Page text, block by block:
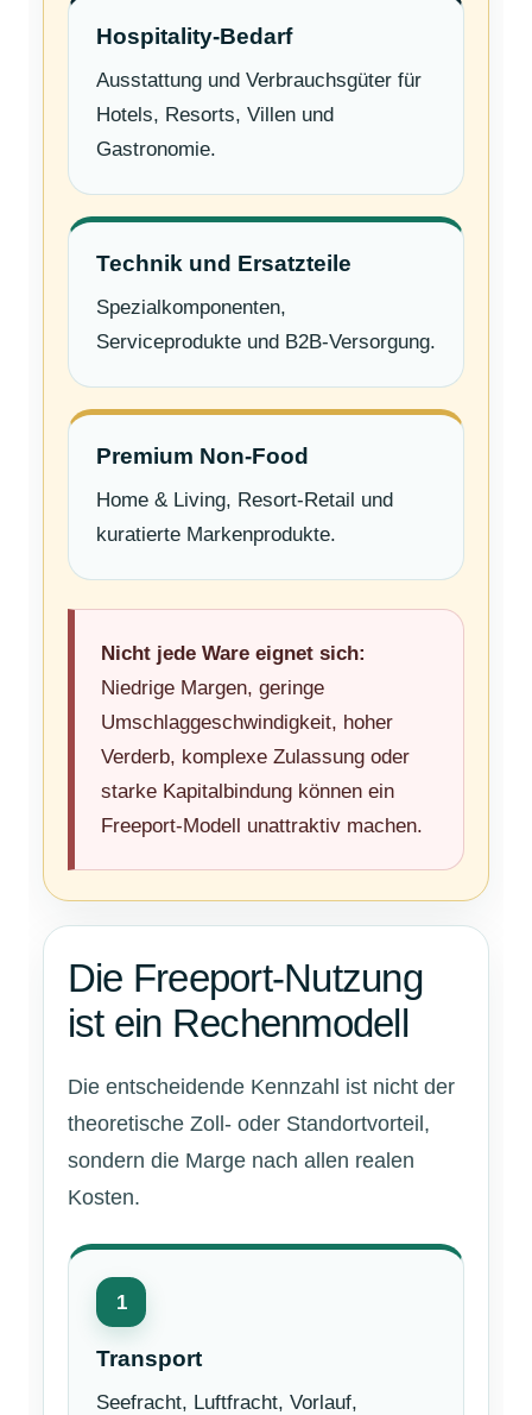
Hospitality-Bedarf
Ausstattung und Verbrauchsgüter für
Hotels, Resorts, Villen und
Gastronomie.
Technik und Ersatzteile
Spezialkomponenten,
Serviceprodukte und B2B-Versorgung.
Premium Non-Food
Home & Living, Resort-Retail und
kuratierte Markenprodukte.
Nicht jede Ware eignet sich:
Niedrige Margen, geringe
Umschlaggeschwindigkeit, hoher
Verderb, komplexe Zulassung oder
starke Kapitalbindung können ein
Freeport-Modell unattraktiv machen.
Die Freeport-Nutzung
ist ein Rechenmodell
Die entscheidende Kennzahl ist nicht der
theoretische Zoll- oder Standortvorteil,
sondern die Marge nach allen realen
Kosten.
1
Transport
Seefracht, Luftfracht, Vorlauf,